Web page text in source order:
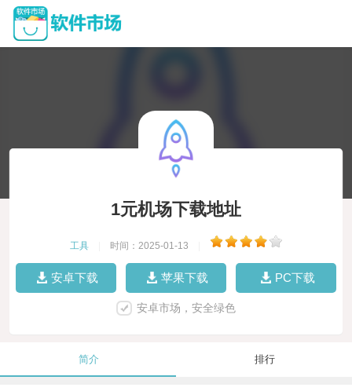
1元机场下载地址
工具 时间：2025-01-13
安卓下载 苹果下载 PC下载
安卓市场，安全绿色
简介 排行